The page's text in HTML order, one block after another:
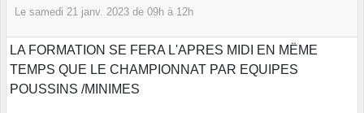
Le samedi 21 janv. 2023 de 09h à 12h
LA FORMATION SE FERA L'APRES MIDI EN MËME
TEMPS QUE LE CHAMPIONNAT PAR EQUIPES
POUSSINS /MINIMES